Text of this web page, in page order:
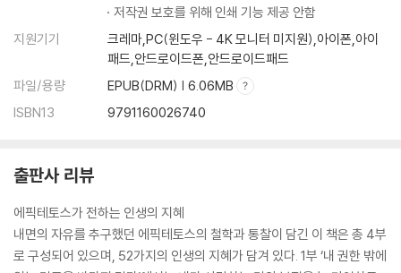
저작권 보호를 위해 인쇄 기능 제공 안함
지원기기
크레마,PC(윈도우 - 4K 모니터 미지원),아이폰,아이
패드,안드로이드폰,안드로이드패드
파일/용량
EPUB(DRM) | 6.06MB
ISBN13
9791160026740
출판사 리뷰
에픽테토스가 전하는 인생의 지혜
내면의 자유를 추구했던 에픽테토스의 철학과 통찰이 담긴 이 책은 총 4부
로 구성되어 있으며, 52가지의 인생의 지혜가 담겨 있다. 1부 ‘내 권한 밖에